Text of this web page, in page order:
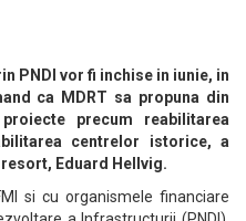
PNDI vor fi inchise in iunie, in
ca MDRT sa propuna din
precum reabilitarea
centrelor istorice, a
Eduard Hellvig.
si cu organismele financiare